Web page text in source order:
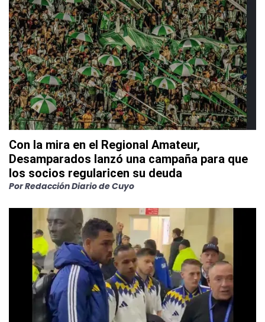
Con la mira en el Regional Amateur,
Desamparados lanzó una campaña para que
los socios regularicen su deuda
PorRedacción Diario de Cuyo